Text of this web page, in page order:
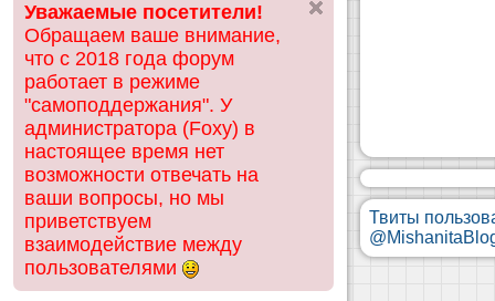
ск
Уважаемые посетители!
Обращаем ваше внимание,
что с 2018 года форум
работает в режиме
"самоподдержания". У
администратора (Foxy) в
настоящее время нет
возможности отвечать на
ваши вопросы, но мы
приветствуем
взаимодействие между
пользователями
Твиты